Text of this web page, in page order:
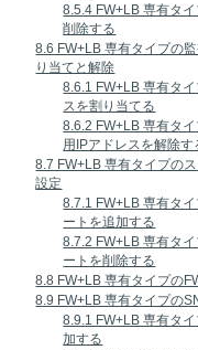
8.5.4 FW+LB 専有タ
削除する
8.6 FW+LB 専有タイプの
り当てと解除
8.6.1 FW+LB 専有タ
スを割り当てる
8.6.2 FW+LB 専有タ
用IPアドレスを解除す
8.7 FW+LB 専有タイプの
設定
8.7.1 FW+LB 専有タ
ートを追加する
8.7.2 FW+LB 専有タ
ートを削除する
8.8 FW+LB 専有タイプの
8.9 FW+LB 専有タイプの
8.9.1 FW+LB 専有タ
加する